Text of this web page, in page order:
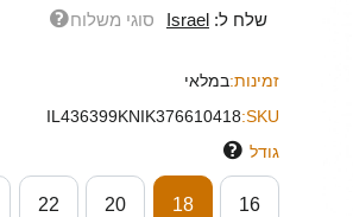
שלח ל: Israel סוגי משלוח
זמינות:במלאי
SKU:
IL436399KNIK376610418
גודל
16
18
20
22